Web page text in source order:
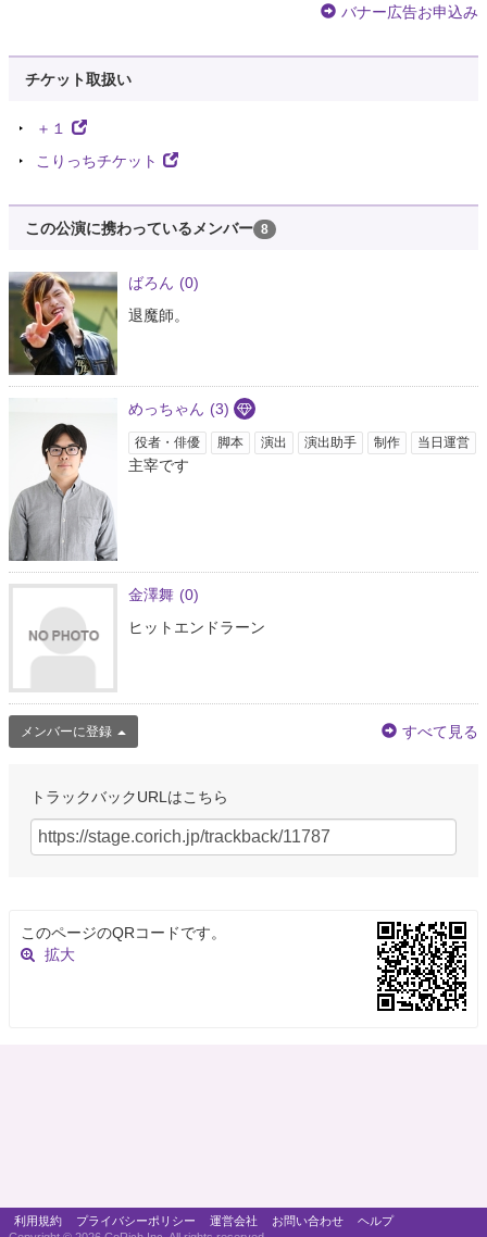
バナー広告お申込み
チケット取扱い
＋１
こりっちチケット
この公演に携わっているメンバー 8
ばろん (0)
退魔師。
めっちゃん (3)
役者・俳優 脚本 演出 演出助手 制作 当日運営
主宰です
金澤舞 (0)
ヒットエンドラーン
メンバーに登録 すべて見る
トラックバックURLはこちら
このページのQRコードです。
拡大
利用規約 プライバシーポリシー 運営会社 お問い合わせ
ヘルプ